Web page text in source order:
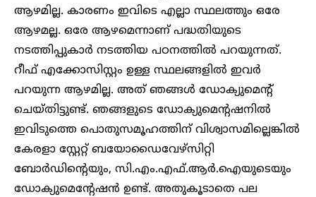
ആഴമില്ല. കാരണം ഇവിടെ എല്ലാ സ്ഥലത്തും ഒരേ
ആഴമല്ല. ഒരേ ആഴമെന്നാണ് പദ്ധതിയുടെ
നടത്തിപ്പുകാർ നടത്തിയ പഠനത്തിൽ പറയുന്നത്.
റീഫ് എക്കോസിസ്റ്റം ഉള്ള സ്ഥലങ്ങളിൽ ഇവർ
പറയുന്ന ആഴമില്ല. അത് ഞങ്ങൾ ഡോക്യുമെന്റ്
ചെയ്തിട്ടുണ്ട്. ഞങ്ങളുടെ ഡോക്യുമെന്റഷനിൽ
ഇവിടുത്തെ പൊതുസമൂഹത്തിന് വിശ്വാസമില്ലെങ്കിൽ
കേരളാ സ്റ്റേറ്റ് ബയോഡൈവേഴ്സിറ്റി
ബോർഡിന്റെയും, സി.എം.എഫ്.ആർ.ഐയുടെയും
ഡോക്യുമെന്റേഷൻ ഉണ്ട്. അതുകൂടാതെ പല